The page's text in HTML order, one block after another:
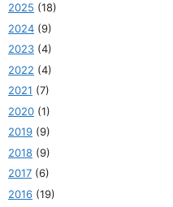
2025 (18)
2024 (9)
2023 (4)
2022 (4)
2021 (7)
2020 (1)
2019 (9)
2018 (9)
2017 (6)
2016 (19)